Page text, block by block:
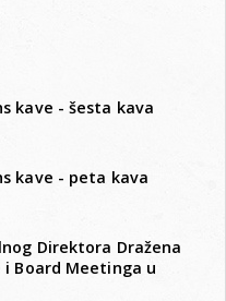
kave - šesta kava
kave - peta kava
Direktora Dražena
i Board Meetinga u